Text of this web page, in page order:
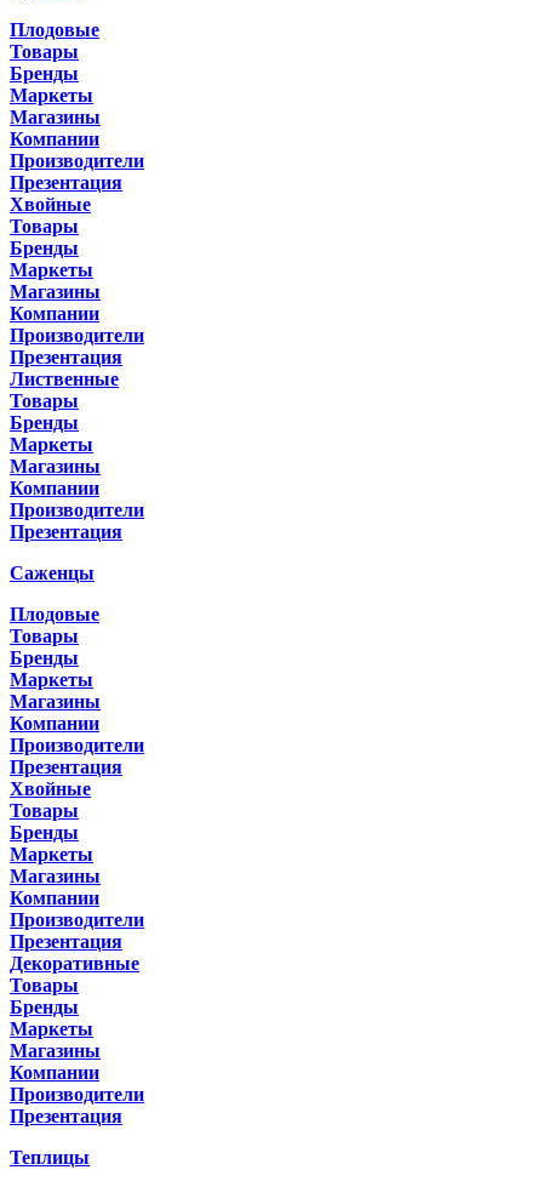
Плодовые
Товары
Бренды
Маркеты
Магазины
Компании
Производители
Презентация
Хвойные
Товары
Бренды
Маркеты
Магазины
Компании
Производители
Презентация
Лиственные
Товары
Бренды
Маркеты
Магазины
Компании
Производители
Презентация
Саженцы
Плодовые
Товары
Бренды
Маркеты
Магазины
Компании
Производители
Презентация
Хвойные
Товары
Бренды
Маркеты
Магазины
Компании
Производители
Презентация
Декоративные
Товары
Бренды
Маркеты
Магазины
Компании
Производители
Презентация
Теплицы